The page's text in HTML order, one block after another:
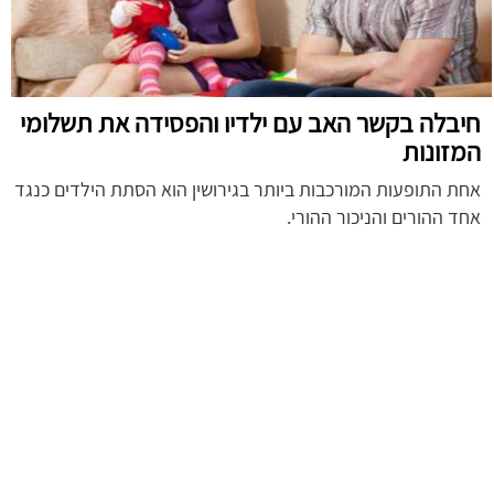
חיבלה בקשר האב עם ילדיו והפסידה את תשלומי
המזונות
אחת התופעות המורכבות ביותר בגירושין הוא הסתת הילדים כנגד
אחד ההורים והניכור ההורי.